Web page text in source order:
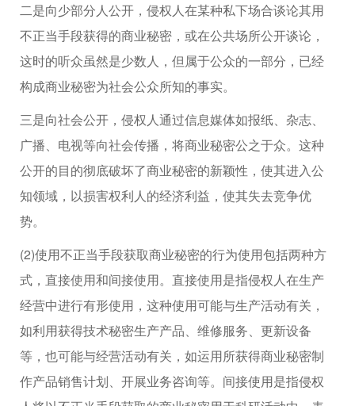
二是向少部分人公开，侵权人在某种私下场合谈论其用
不正当手段获得的商业秘密，或在公共场所公开谈论，
这时的听众虽然是少数人，但属于公众的一部分，已经
构成商业秘密为社会公众所知的事实。
三是向社会公开，侵权人通过信息媒体如报纸、杂志、
广播、电视等向社会传播，将商业秘密公之于众。这种
公开的目的彻底破坏了商业秘密的新颖性，使其进入公
知领域，以损害权利人的经济利益，使其失去竞争优
势。
(2)使用不正当手段获取商业秘密的行为使用包括两种方
式，直接使用和间接使用。直接使用是指侵权人在生产
经营中进行有形使用，这种使用可能与生产活动有关，
如利用获得技术秘密生产产品、维修服务、更新设备
等，也可能与经营活动有关，如运用所获得商业秘密制
作产品销售计划、开展业务咨询等。间接使用是指侵权